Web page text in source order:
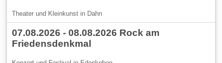
Theater und Kleinkunst in Dahn
07.08.2026 - 08.08.2026 Rock am
Friedensdenkmal